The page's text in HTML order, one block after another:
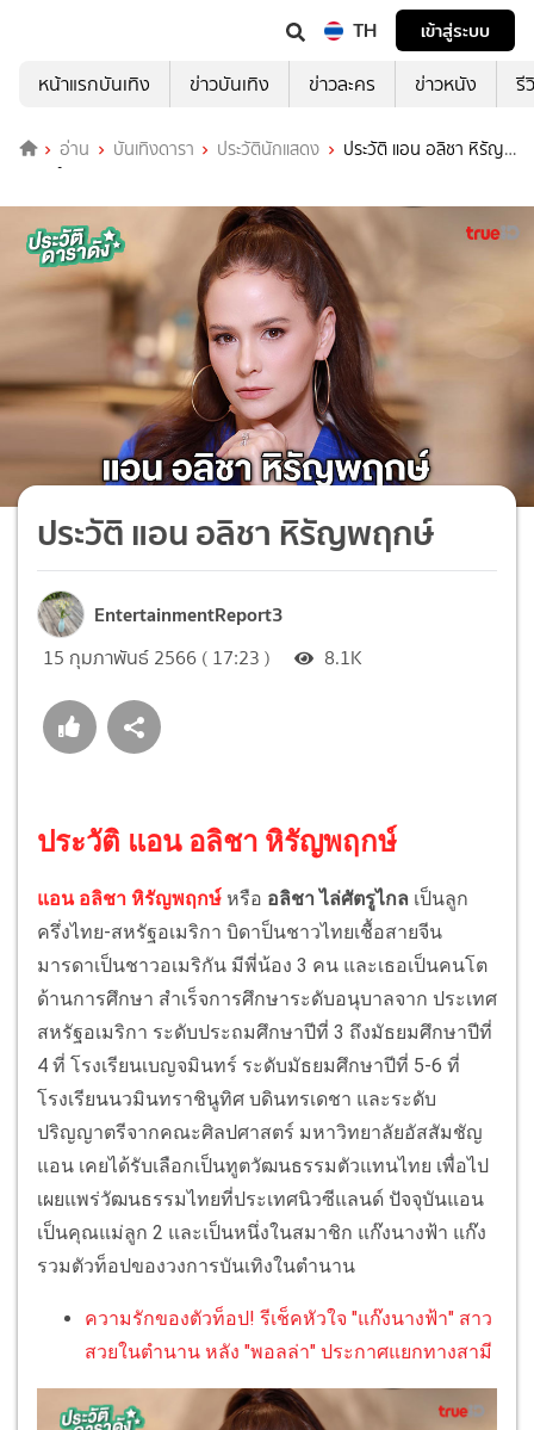
TH
เข้าสู่ระบบ
หน้าแรกบันเทิง
ข่าวบันเทิง ข่าวละคร ข่าวหนัง รี
อ่าน บันเทิงดารา ประวัตินักแสดง
ประวัติ แอน อลิชา หิรัญ
พฤกษ์
ประวัติ แอน อลิชา หิรัญพฤกษ์
EntertainmentReport3
15 กุมภาพันธ์ 2566 ( 17:23 ) 8.1K
ประวัติ แอน อลิชา หิรัญพฤกษ์
แอน อลิชา หิรัญพฤกษ์ หรือ อลิชา ไล่ศัตรูไกล เป็นลูก
ครึ่งไทย-สหรัฐอเมริกา บิดาป็นชาวไทยเชื้อสายจีน
มารดาเป็นชาวอเมริกัน มีพี่น้อง 3 คน และเธอเป็นคนโต
ด้านการศึกษา สำเร็จการศึกษาระดับอนุบาลจาก ประเทศ
สหรัฐอเมริกา ระดับประถมศึกษาปีที่ 3 ถึงมัธยมศึกษาปีที่
4 ที่ โรงเรียนเบญจมินทร์ ระดับมัธยมศึกษาปีที่ 5-6 ที่
โรงเรียนนวมินทราชินูทิศ บดินทรเดชา และระดับ
ปริญญาตรีจากคณะศิลปศาสตร์ มหาวิทยาลัยอัสสัมชัญ
แอน เคยได้รับเลือกเป็นทูตวัฒนธรรมตัวแทนไทย เพื่อไป
เผยแพร่วัฒนธรรมไทยที่ประเทศนิวซีแลนด์ ปัจจุบันแอน
เป็นคุณแม่ลูก 2 และเป็นหนึ่งในสมาชิก แก๊งนางฟ้า แก๊ง
รวมตัวท็อปของวงการบันเทิงในตำนาน
ความรักของตัวท็อป! รีเช็คหัวใจ "แก๊งนางฟ้า" สาว
สวยในตำนาน หลัง "พอลล่า" ประกาศแยกทางสามี